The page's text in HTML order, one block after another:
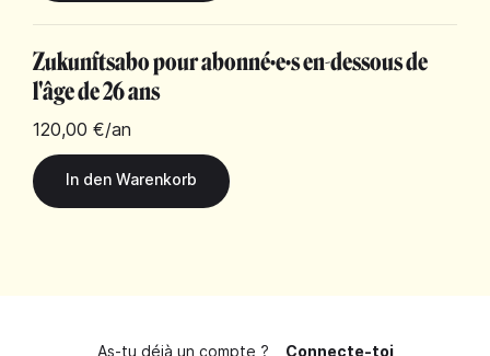
Zukunftsabo pour abonné·e·s en-dessous de
l'âge de 26 ans
120,00 €/an
As-tu déjà un compte ? Connecte-toi